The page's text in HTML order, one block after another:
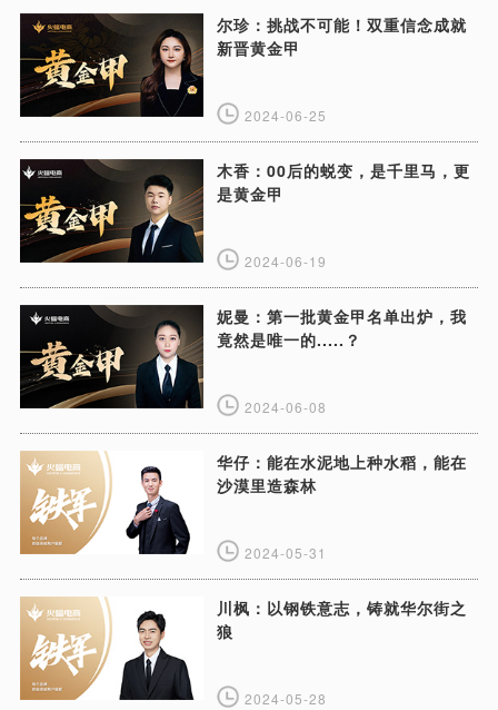
尔珍：挑战不可能！双重信念成就
新晋黄金甲
2024-06-25
木香：00后的蜕变，是千里马，更
是黄金甲
2024-06-19
妮曼：第一批黄金甲名单出炉，我
竟然是唯一的.....？
2024-06-08
华仔：能在水泥地上种水稻，能在
沙漠里造森林
2024-05-31
川枫：以钢铁意志，铸就华尔街之
狼
2024-05-28